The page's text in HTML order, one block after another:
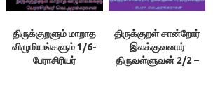
திருக்குறளும் மாறாத
விழுமியங்களும் 1/6-
பேராசிரியர்
திருக்குறள் சான்றோர்
இலக்குவனார்
திருவள்ளுவன் 2/2 –